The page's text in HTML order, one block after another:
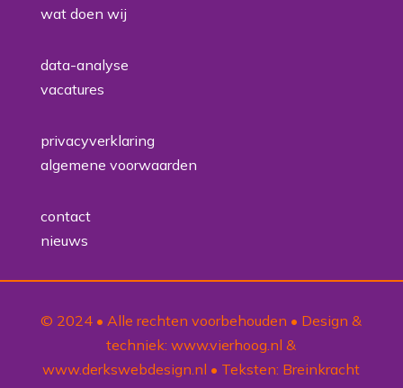
wat doen wij
data-analyse
vacatures
privacyverklaring
algemene voorwaarden
contact
nieuws
© 2024 • Alle rechten voorbehouden • Design &
techniek:www.vierhoog.nl &
www.derkswebdesign.nl • Teksten: Breinkracht